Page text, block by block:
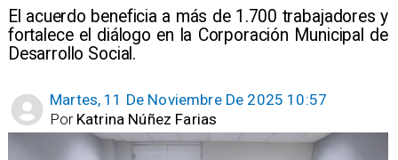
El acuerdo beneficia a más de 1.700 trabajadores y
fortalece el diálogo en la Corporación Municipal de
Desarrollo Social.
Martes, 11 De Noviembre De 2025 10:57
Katrina Núñez Farias
Por